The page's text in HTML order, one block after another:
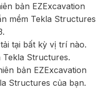
bản EZExcavation
mềm Tekla Structures
tại bất kỳ vị trí nào.
Structures.
bản EZExcavation
Structures của bạn.